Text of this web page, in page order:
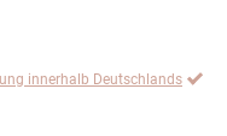
innerhalb Deutschlands